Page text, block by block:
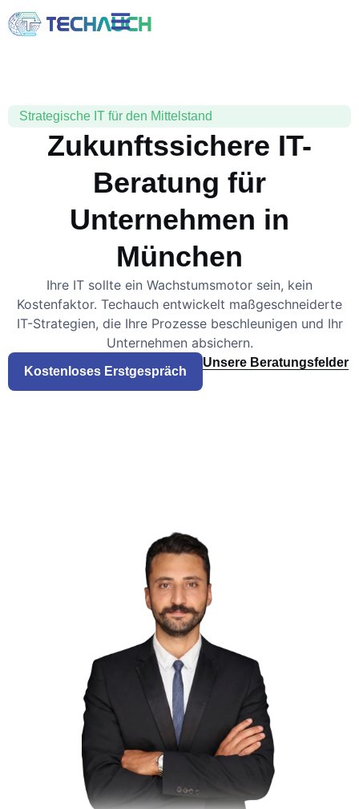
Strategische IT für den Mittelstand
Zukunftssichere IT-
Beratung für
Unternehmen in
München
Ihre IT sollte ein Wachstumsmotor sein, kein
Kostenfaktor. Techauch entwickelt maßgeschneiderte
IT-Strategien, die Ihre Prozesse beschleunigen und Ihr
Unternehmen absichern.
Kostenloses Erstgespräch
Unsere Beratungsfelder